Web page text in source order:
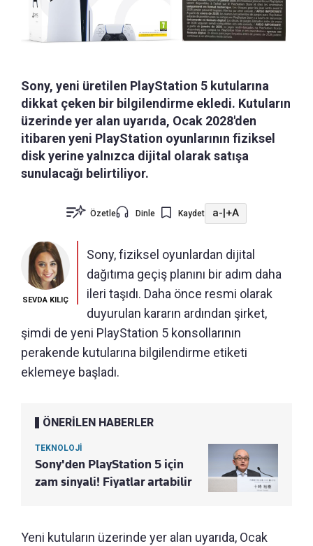
Sony, yeni üretilen PlayStation 5 kutularına
dikkat çeken bir bilgilendirme ekledi. Kutuların
üzerinde yer alan uyarıda, Ocak 2028'den
itibaren yeni PlayStation oyunlarının fiziksel
disk yerine yalnızca dijital olarak satışa
sunulacağı belirtiliyor.
Özetle Dinle Kaydet a-|+A
SEVDA KILIÇ
Sony, fiziksel oyunlardan dijital
dağıtıma geçiş planını bir adım daha
ileri taşıdı. Daha önce resmi olarak
duyurulan kararın ardından şirket,
şimdi de yeni PlayStation 5 konsollarının
perakende kutularına bilgilendirme etiketi
eklemeye başladı.
ÖNERİLEN HABERLER
TEKNOLOJİ
Sony'den PlayStation 5 için
zam sinyali! Fiyatlar artabilir
Yeni kutuların üzerinde yer alan uyarıda, Ocak